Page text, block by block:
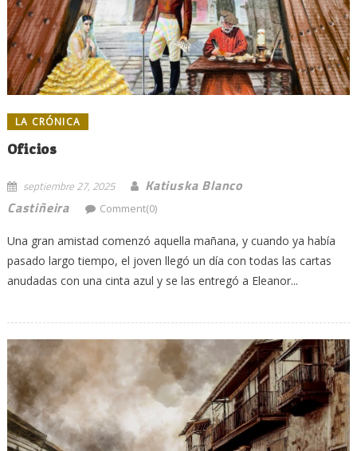
LA CRÓNICA
Oficios
septiembre 27, 2025
Katiuska Blanco
Castiñeira
Comment(0)
Una gran amistad comenzó aquella mañana, y cuando ya había
pasado largo tiempo, el joven llegó un día con todas las cartas
anudadas con una cinta azul y se las entregó a Eleanor...